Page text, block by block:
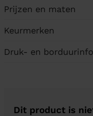
Prijzen en maten
Keurmerken
Druk- en
Dit product is